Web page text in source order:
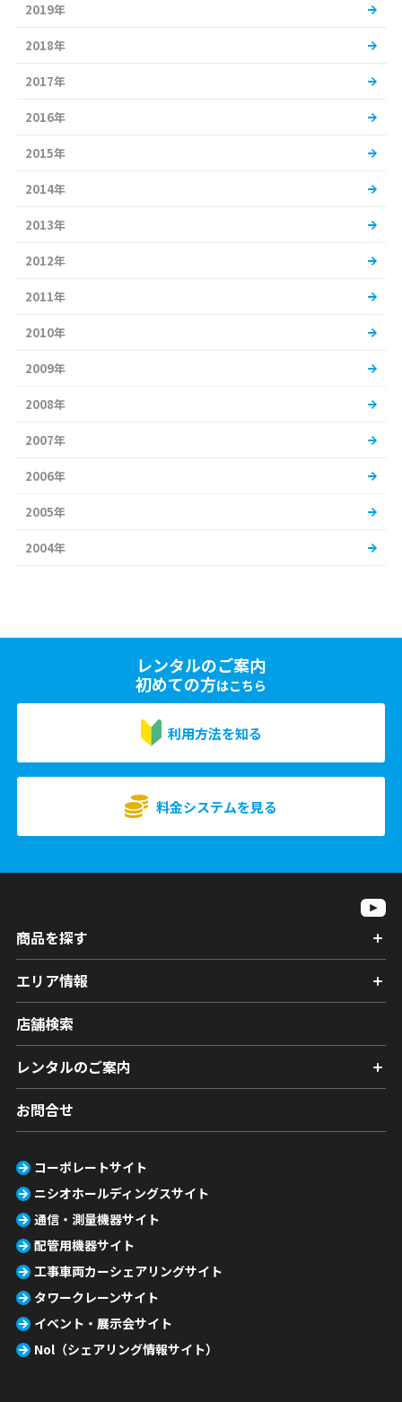
2019年
2018年
2017年
2016年
2015年
2014年
2013年
2012年
2011年
2010年
2009年
2008年
2007年
2006年
2005年
2004年
レンタルのご案内
初めての方はこちら
利用方法を知る
料金システムを見る
商品を探す
エリア情報
店舗検索
レンタルのご案内
お問合せ
コーポレートサイト
ニシオホールディングスサイト
通信・測量機器サイト
配管用機器サイト
工事車両カーシェアリングサイト
タワークレーンサイト
イベント・展示会サイト
Nol（シェアリング情報サイト）